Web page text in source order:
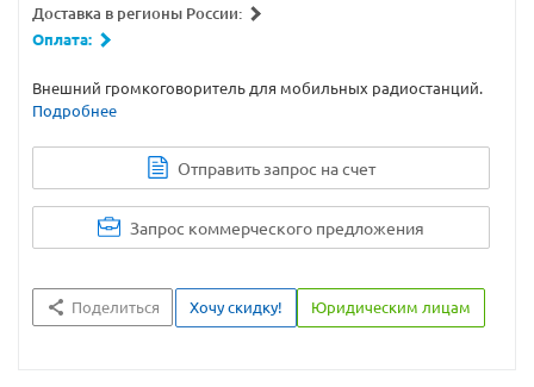
Доставка в регионы России:
Оплата:
Внешний громкоговоритель для мобильных радиостанций.
Подробнее
Отправить запрос на счет
Запрос коммерческого предложения
Поделиться Хочу скидку! Юридическим лицам